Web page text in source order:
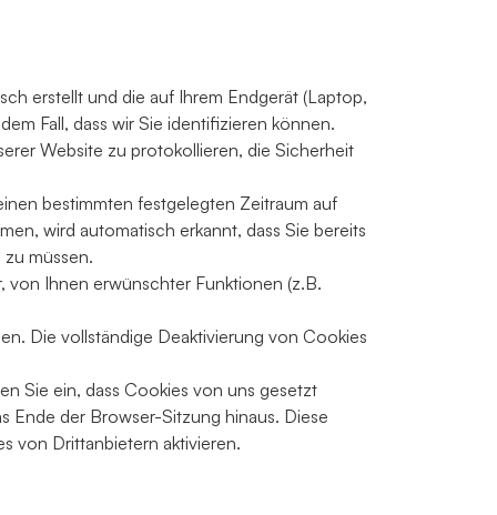
erstellt und die auf Ihrem Endgerät (Laptop,
Fall, dass wir Sie identifizieren können.
Website zu protokollieren, die Sicherheit
bestimmten festgelegten Zeitraum auf
wird automatisch erkannt, dass Sie bereits
müssen.
Ihnen erwünschter Funktionen (z.B.
Die vollständige Deaktivierung von Cookies
Sie ein, dass Cookies von uns gesetzt
der Browser-Sitzung hinaus. Diese
von Drittanbietern aktivieren.